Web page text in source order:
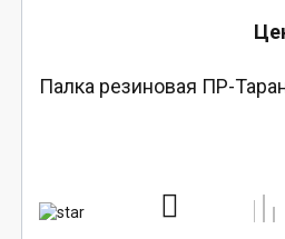
Палка резиновая ПР-